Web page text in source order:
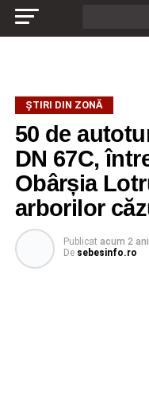
ȘTIRI DIN ZONĂ
50 de
DN 67C,
Obârșia
arborilor
Publicat acum 2 ani
De sebesinfo.ro